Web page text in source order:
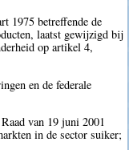
1975 betreffende de
laatst gewijzigd bij
op artikel 4,
en de federale
van 19 juni 2001
in de sector suiker;